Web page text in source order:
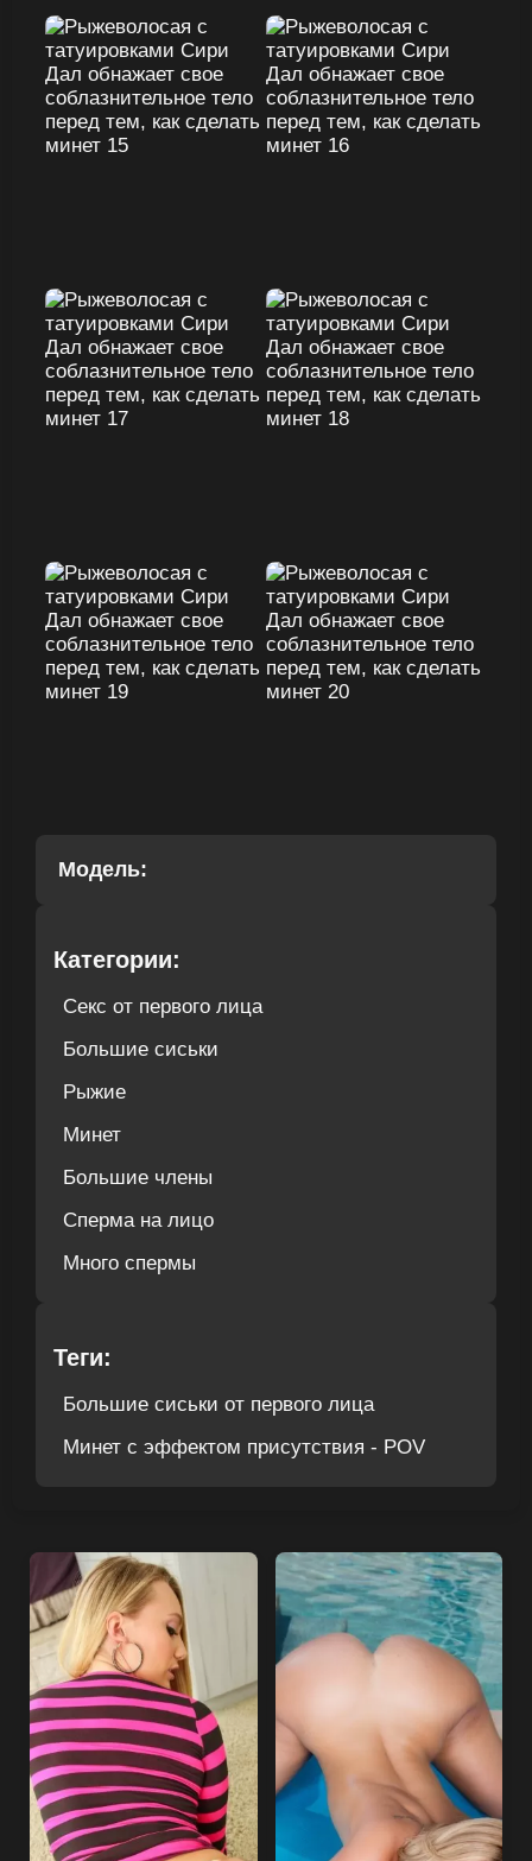
Модель:
Категории:
Секс от первого лица
Большие сиськи
Рыжие
Минет
Большие члены
Сперма на лицо
Много спермы
Теги:
Большие сиськи от первого лица
Минет с эффектом присутствия - POV